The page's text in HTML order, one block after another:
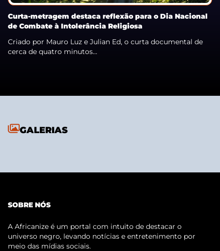
Curta-metragem destaca reflexão para o Dia Nacional
de Combate à Intolerância Religiosa
Criado por Mauro Luz e Julian Ed, o curta documental de
cerca de quatro minutos...
GALERIAS
SOBRE NÓS
A Africanize é um portal com intuito de destacar o
universo negro, levando notícias e entretenimento por
meio das mídias sociais.